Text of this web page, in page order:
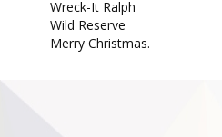
Wreck-It Ralph
Wild Reserve
Merry Christmas.